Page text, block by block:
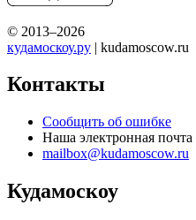
© 2013–2026
кудамоскоу.ру | kudamoscow.ru
Контакты
Сообщить об ошибке
Наша электронная почта
mailbox@kudamoscow.ru
Кудамоскоу